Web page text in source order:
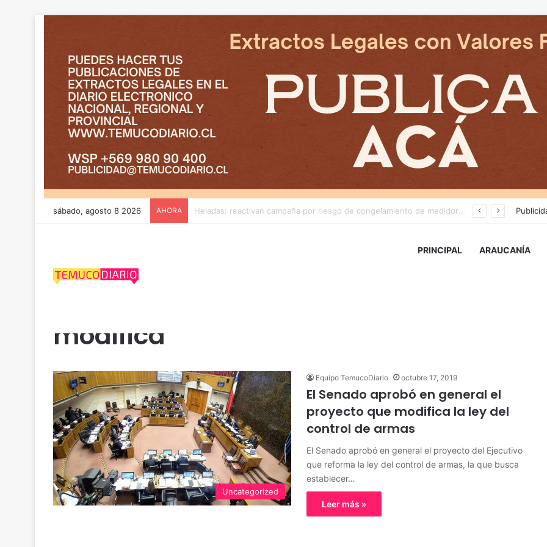
sábado, agosto 8 2026 AHORA Deportes Temuco termina relación contractual con Arturo Sanhueza tras derrota ante Copiapó
PRINCIPAL ARAUCANÍA
modifica
Uncategorized
Equipo TemucoDiario octubre 17, 2019
El Senado aprobó en general el
proyecto que modifica la ley del
control de armas
El Senado aprobó en general el proyecto del Ejecutivo
que reforma la ley del control de armas, la que busca
establecer…
Leer más »